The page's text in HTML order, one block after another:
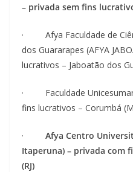
– privada sem fins
· Afya Faculdade de
dos Guararapes (AFYA
lucrativos – Jaboatão dos
· Faculdade Unicesumar
fins lucrativos – Corumbá
· Afya Centro
Itaperuna) – privada com
(RJ)